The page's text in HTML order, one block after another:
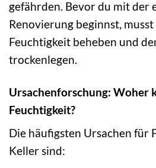
gefährden. Bevor du mit der
Renovierung beginnst,
Feuchtigkeit beheben und
trockenlegen.
Ursachenforschung: Woher
Feuchtigkeit?
Die häufigsten Ursachen für
Keller sind: